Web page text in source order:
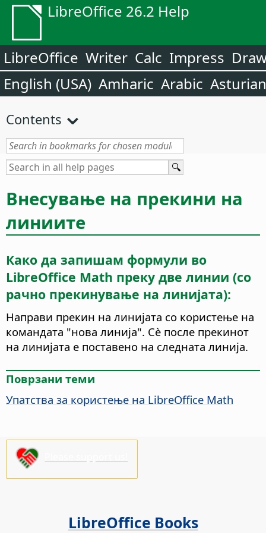
LibreOffice 26.2 Help
LibreOffice Writer Calc Impress
English (USA) Amharic Arabic Asturian
Contents
Внесување на прекини на
линиите
Како да запишам формули во
LibreOffice Math преку две линии (со
рачно прекинување на линијата):
Направи прекин на линијата со користење на
командата "нова линија". Сѐ после прекинот
на линијата е поставено на следната линија.
Поврзани теми
Упатства за користење на LibreOffice Math
LibreOffice Books